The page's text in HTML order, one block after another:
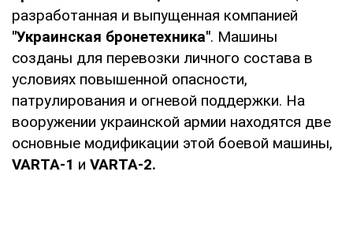
разработанная и выпущенная компанией
"Украинская бронетехника". Машины
созданы для перевозки личного состава в
условиях повышенной опасности,
патрулирования и огневой поддержки. На
вооружении украинской армии находятся две
основные модификации этой боевой машины,
VARTA-1 и VARTA-2.